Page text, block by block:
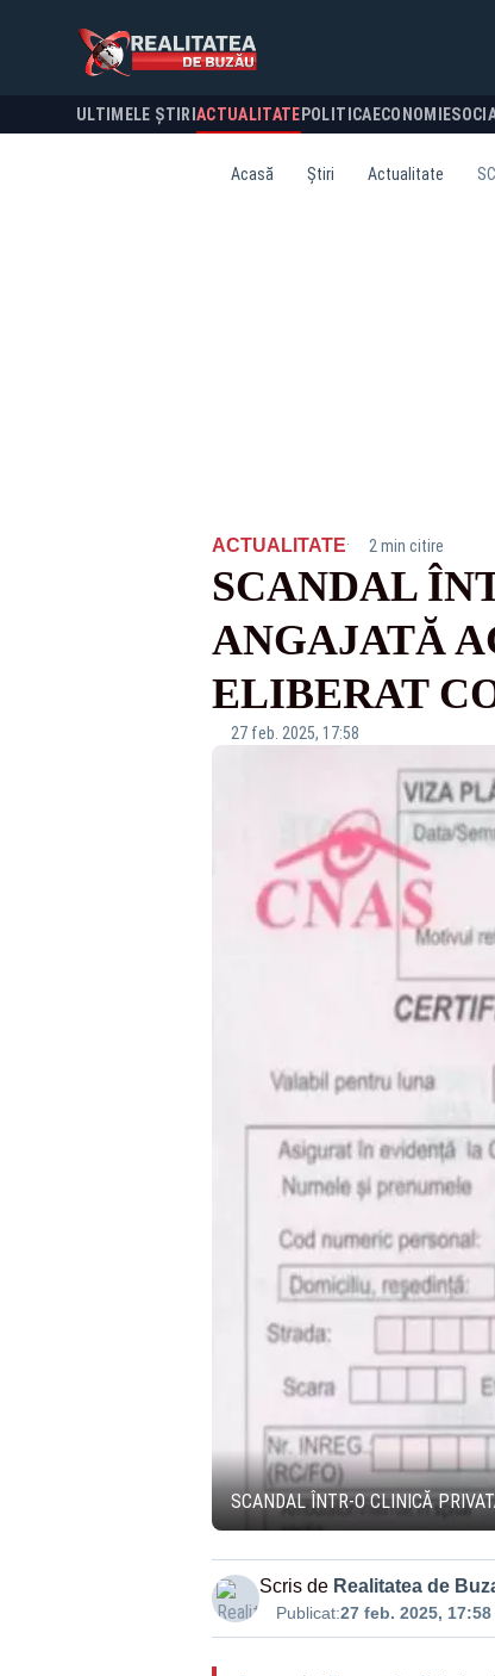
ULTIMELE ȘTIRI ACTUALITATE POLITICA ECONOMIE
Acasă Știri Actualitate
ACTUALITATE· 2 min citire
SCANDAL
ANGAJATĂ
ELIBERAT
27 feb. 2025, 17:58
SCANDAL ÎNTR-O CLINICĂ
Scris de Realitatea de
Publicat:27 feb. 2025, 17:58